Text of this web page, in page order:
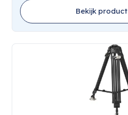
Bekijk product